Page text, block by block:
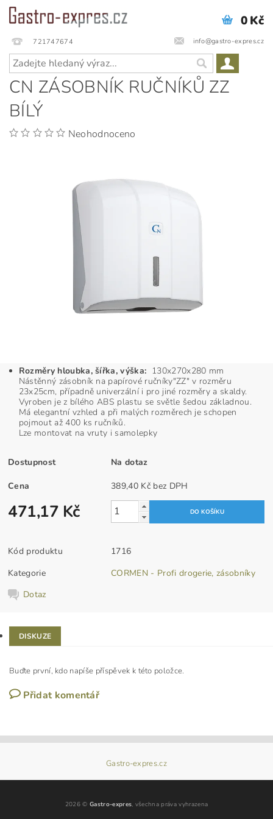
721747674 info@gastro-expres.cz
0 Kč
CN ZÁSOBNÍK RUČNÍKŮ ZZ
BÍLÝ
Neohodnoceno
Rozměry hloubka, šířka, výška: 130x270x280 mm
Nástěnný zásobník na papírové ručníky"ZZ" v rozměru
23x25cm, případně univerzální i pro jiné rozměry a skaldy.
Vyroben je z bílého ABS plastu se světle šedou základnou.
Má elegantní vzhled a při malých rozměrech je schopen
pojmout až 400 ks ručníků.
Lze montovat na vruty i samolepky
Dostupnost Na dotaz
Cena 389,40 Kč bez DPH
471,17 Kč
Kód produktu
1716
Kategorie
CORMEN - Profi drogerie, zásobníky
Dotaz
DISKUZE
Buďte první, kdo napíše příspěvek k této položce.
Přidat komentář
Gastro-expres.cz
2026 ©Gastro-expres, všechna práva vyhrazena